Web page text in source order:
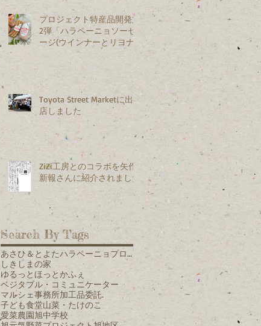
プロジェクト特産品開発第
2弾「ハラペーニョソーセ
ージ(ウインナーとリヨナ
Toyota Street Marketに出
店しました
ZiZi工房とのコラボを矢作
新報さんに紹介されました
Search By Tags
あさひ＆とよたハラペーニョプロジェクト
しきしまの家
ゆるっとほっとかふぇ
ベジタブル・コミュニケーター
マルシェ事務所加工品委託.
子ども食堂山菜・たけのこ
愛菜農園旭中学校